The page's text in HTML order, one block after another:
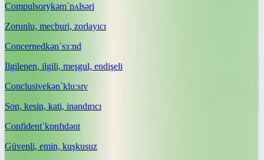
Compulsorykəmˈpʌlsəri
Zorunlu, mecburi, zorlayıcı
Concernedkənˈsɜːnd
İlgilenen, ilgili, meşgul, endişeli
Conclusivekənˈkluːsɪv
Son, kesin, kati, inandırıcı
Confidentˈkɒnfɪdənt
Güvenli, emin, kuşkusuz